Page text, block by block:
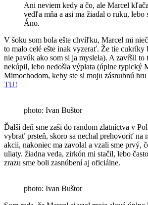
Ani neviem kedy a čo, ale Marcel
vedľa mňa a asi ma žiadal o ruku, lebo
Áno.
V šoku som bola ešte chvíľku, Marcel mi
to malo celé ešte inak vyzerať. Že tie cukríky
nie pavúk ako som si ja myslela). A zavŕšil to
nekúpil, lebo nedošla výplata (úplne typický
Mimochodom, keby ste si moju zásnubnú
TU!
photo: Ivan Buštor
Ďalší deň sme zaši do random zlatníctva v
vybrať prsteň, skoro sa nechal prehovoriť na
akcii, nakoniec ma zavolal a vzali sme prvý,
uliaty. žiadna veda, zirkón mi stačil, lebo často
zrazu sme boli zasnúbení aj oficiálne.
photo: Ivan Buštor